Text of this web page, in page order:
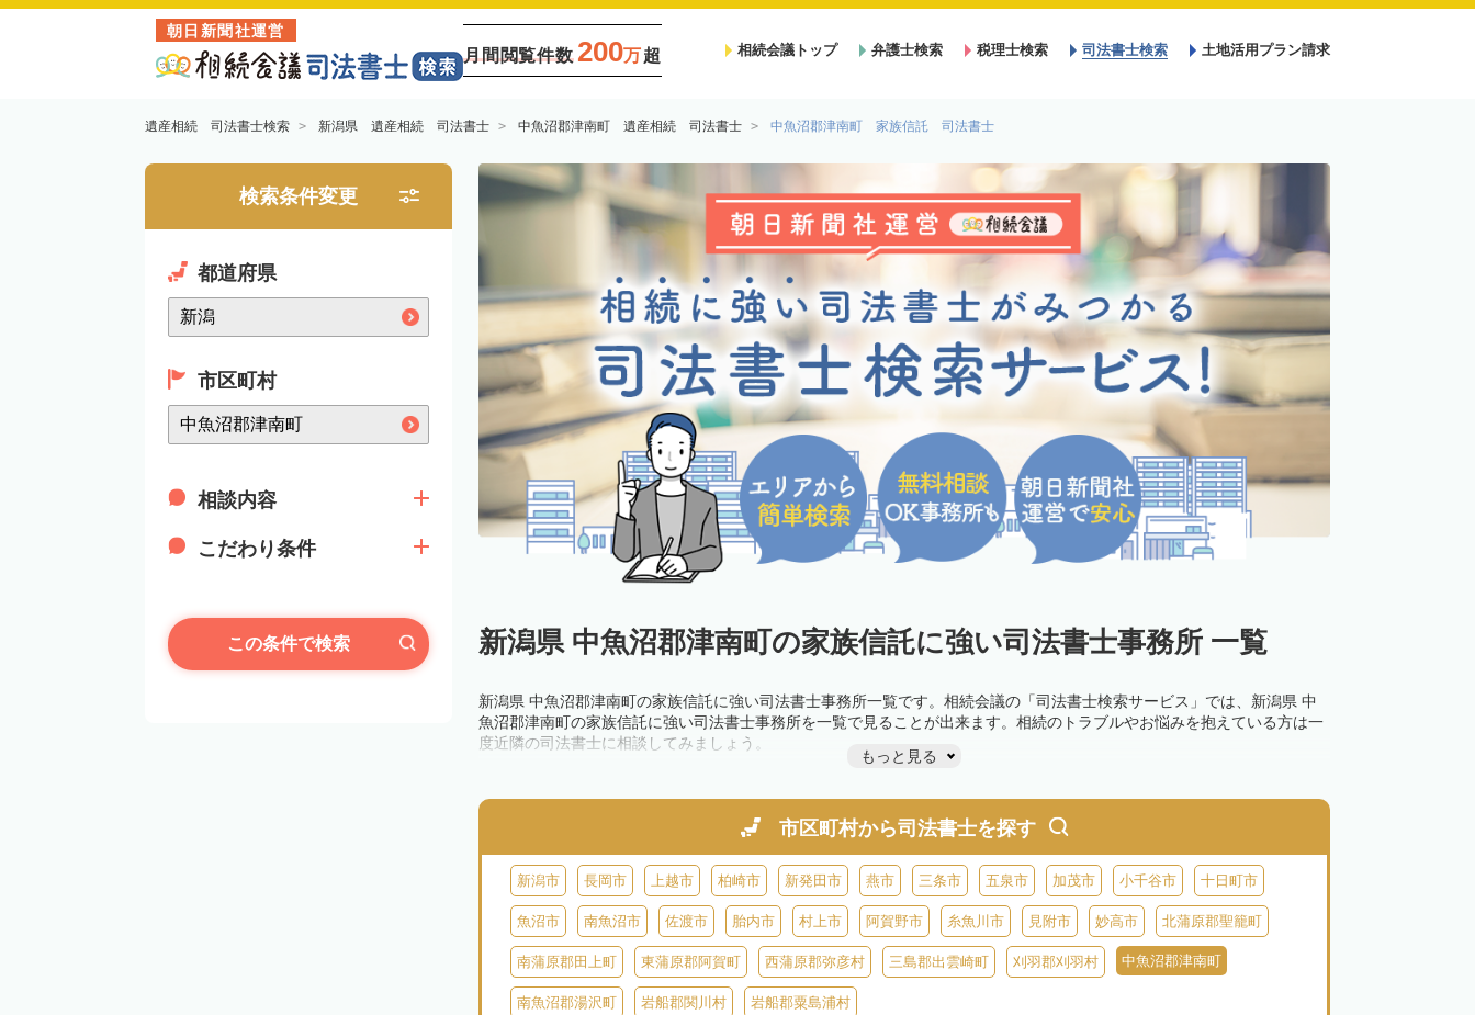
朝日新聞社運営
月間閲覧件数 200万超 相続会議トップ 弁護士検索 税理士検索 司法書士検索 土地活用プラン請求
遺産相続 司法書士検索 新潟県 遺産相続 司法書士 中魚沼郡津南町 遺産相続 司法書士 中魚沼郡津南町 家族信託 司法書士
検索条件変更
都道府県
市区町村
相談内容
こだわり条件
この条件で検索 新潟県 中魚沼郡津南町の家族信託に強い司法書士事務所 一覧
新潟県 中魚沼郡津南町の家族信託に強い司法書士事務所一覧です。相続会議の「司法書士検索サービス」では、新潟県 中
魚沼郡津南町の家族信託に強い司法書士事務所を一覧で見ることが出来ます。相続のトラブルやお悩みを抱えている方は一
度近隣の司法書士に相談してみましょう。
もっと見る
市区町村から司法書士を探す
新潟市 長岡市 上越市 柏崎市 新発田市 燕市 三条市 五泉市 加茂市 小千谷市 十日町市
魚沼市 南魚沼市 佐渡市 胎内市 村上市 阿賀野市 糸魚川市 見附市 妙高市 北蒲原郡聖籠町
南蒲原郡田上町 東蒲原郡阿賀町 西蒲原郡弥彦村 三島郡出雲崎町 刈羽郡刈羽村 中魚沼郡津南町
南魚沼郡湯沢町 岩船郡関川村 岩船郡粟島浦村